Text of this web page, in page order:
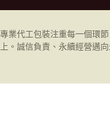
專業代工包裝注重每一個環
上。誠信負責、永續經營邁向